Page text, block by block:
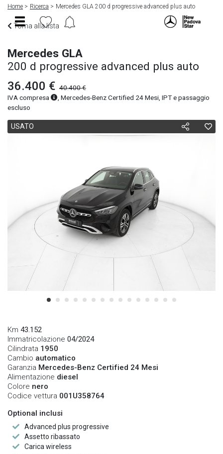
Home Ricerca Mercedes GLA 200 d progressive advanced plus auto
Torna alla lista
Mercedes GLA
200 d progressive advanced plus auto
36.400 € 40.400 €
IVA compresa
, Mercedes-Benz Certified 24 Mesi, IPT e passaggio
escluso
USATO
Km 43.152
Immatricolazione 04/2024
Cilindrata 1950
Cambio automatico
Garanzia Mercedes-Benz Certified 24 Mesi
Alimentazione diesel
Colore nero
Codice vettura 001U358764
Optional inclusi
Advanced plus progressive
Assetto ribassato
Carica wireless